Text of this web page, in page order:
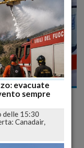
Tedesca
sulla Nave
evacuate
sempre
delle 15:30
Canadair,